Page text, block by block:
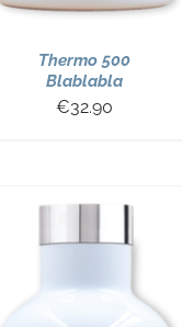
Thermo 500
Blablabla
€32.90